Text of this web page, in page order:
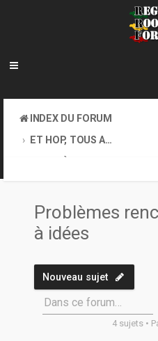
INDEX DU FORUM
ET HOP, TOUS AU COFFEE-SHOP. GOOD VIBES EXIGEES !
Problèmes
à idées
Nouveau sujet
Dans ce forum…
4 sujets •